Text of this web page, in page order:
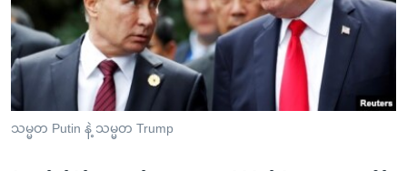
ပင်မ
အ
ညွန်း
စာမျက်နှာ
သို့
ကျော်
ရုပ်ရှင်ထဲက အင်္ဂလိပ်စာ
သုတပဒေသာ အင်္ဂလိပ်စာ
တီဗွီ
ရေဒီယို/တီဗွီအစီအစဉ်
Learning English
ဗွီအိုအေ လူမှုကွန်ယက်များ
သမ္မတ Putin နဲ့ သမ္မတ Trump